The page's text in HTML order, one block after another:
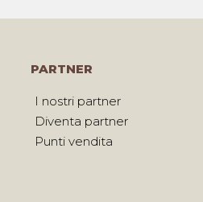
PARTNER
I nostri partner
Diventa partner
Punti vendita